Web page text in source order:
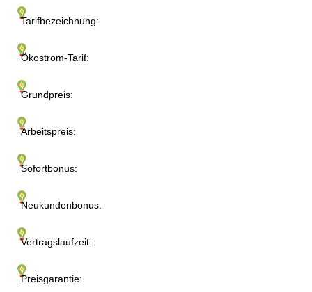
Tarifbezeichnung:
Ökostrom-Tarif:
Grundpreis:
Arbeitspreis:
Sofortbonus:
Neukundenbonus:
Vertragslaufzeit:
Preisgarantie: